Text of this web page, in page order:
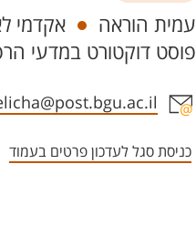
יחידות
עמית הוראה אקדמי
פוסט דוקטורט במדעי
אזור צור קשר עם איש
כניסת סגל לעדכון פרטים בעמוד